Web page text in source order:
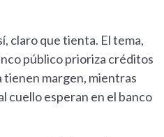
claro que tienta. El tema,
público prioriza créditos
margen, mientras
cuello esperan en el banco